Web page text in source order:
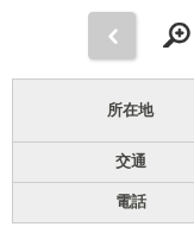
所在地
交通
電話